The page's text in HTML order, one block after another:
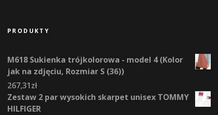
PRODUKTY
M618 Sukienka trójkolorowa - model 4 (Kolor
jak na zdjęciu, Rozmiar S (36))
267,31zł
Zestaw 2 par wysokich skarpet unisex TOMMY
HILFIGER